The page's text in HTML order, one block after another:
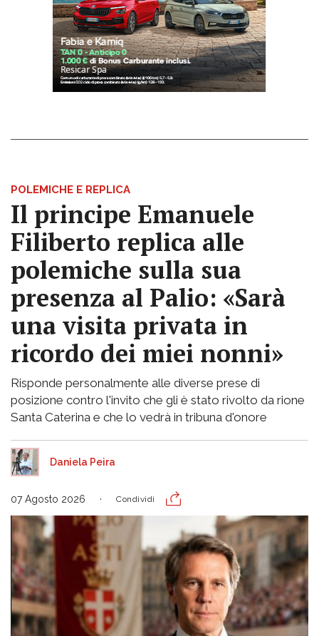
POLEMICHE E REPLICA
Il principe Emanuele
Filiberto replica alle
polemiche sulla sua
presenza al Palio: «Sarà
una visita privata in
ricordo dei miei nonni»
Risponde personalmente alle diverse prese di
posizione contro l'invito che gli è stato rivolto da rione
Santa Caterina e che lo vedrà in tribuna d'onore
Daniela Peira
07 Agosto 2026 Condividi